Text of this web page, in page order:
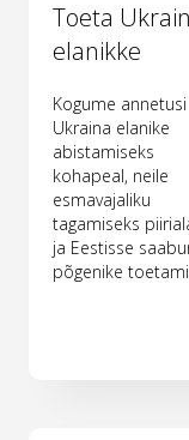
Toeta
elanikke
Kogume annetusi
Ukraina elanike
abistamiseks
kohapeal, neile
esmavajaliku
tagamiseks
ja Eestisse
põgenike